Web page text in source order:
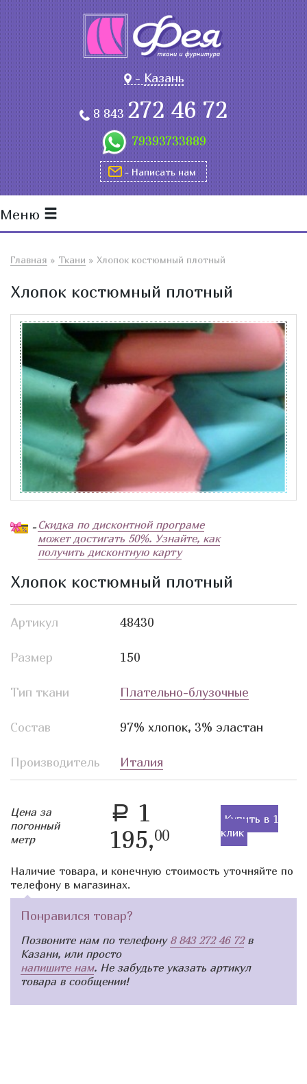
-Казань
8 843272 46 72
79393733889
- Написать нам
Меню
Главная » Ткани » Хлопок костюмный плотный
Хлопок костюмный плотный
- Скидка по дисконтной програме
может достигать 50%. Узнайте, как
получить дисконтную карту
Хлопок костюмный плотный
Артикул 48430
Размер 150
Тип ткани Плательно-блузочные
Состав 97% хлопок, 3% эластан
Производитель Италия
Цена за
погонный
метр
a
1
195,00
Купить в 1
клик
Наличие товара, и конечную стоимость уточняйте по
телефону в магазинах.
Понравился товар?
Позвоните нам по телефону 8 843 272 46 72в
Казани, или просто
напишите нам. Не забудьте указать артикул
товара в сообщении!